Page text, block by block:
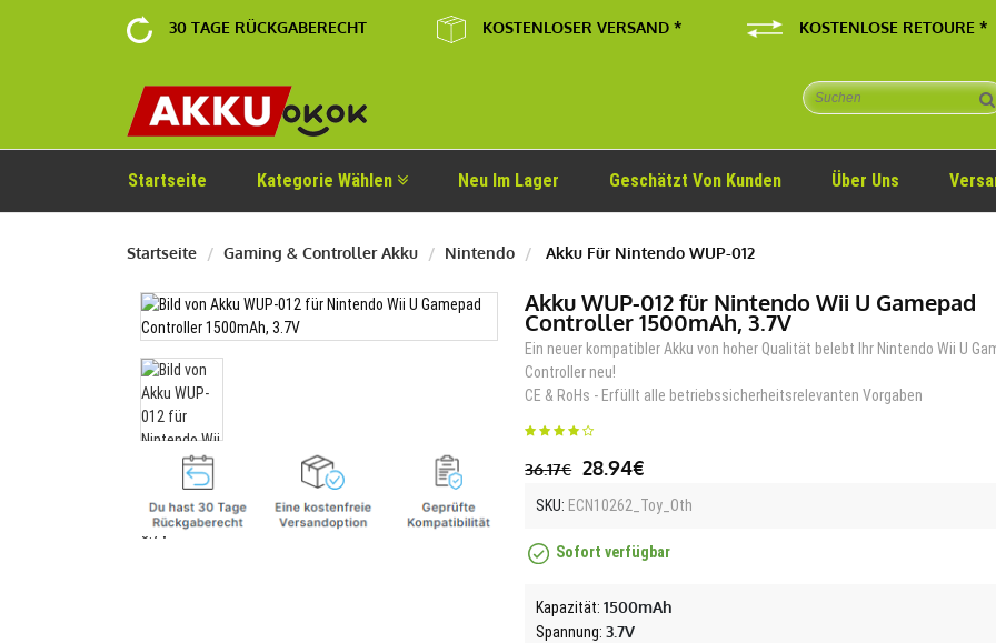
30 TAGE RÜCKGABERECHT KOSTENLOSER VERSAND * KOSTENLOSE RETOURE *
Startseite Kategorie Wählen Neu Im Lager Geschätzt Von Kunden Über Uns
Startseite Gaming & Controller Akku Nintendo Akku Für Nintendo WUP-012
Akku WUP-012 für Nintendo Wii U Gamepad
Controller 1500mAh, 3.7V
Ein neuer kompatibler Akku von hoher Qualität belebt Ihr Nintendo Wii U
Controller neu!
CE & RoHs - Erfüllt alle betriebssicherheitsrelevanten Vorgaben
36.17€ 28.94€
SKU: ECN10262_Toy_Oth
Sofort verfügbar
Kapazität:1500mAh
Spannung:3.7V